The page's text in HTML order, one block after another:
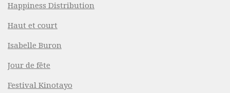
Happiness Distribution
Haut et court
Isabelle Buron
Jour de fête
Festival Kinotayo